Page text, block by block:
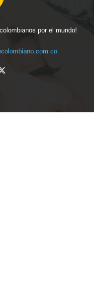
por el mundo!